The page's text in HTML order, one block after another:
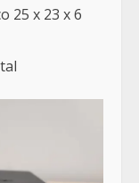
25 x 23 x 6